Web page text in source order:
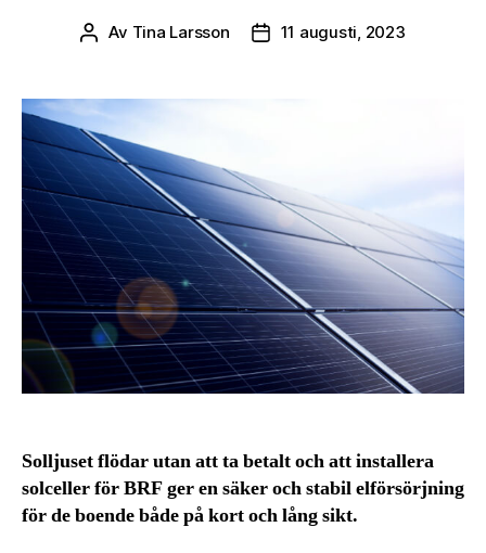
Inläggsförfattare
Av Tina Larsson Inläggsdatum
11 augusti, 2023
Solljuset flödar utan att ta betalt och att installera
solceller för BRF ger en säker och stabil elförsörjning
för de boende både på kort och lång sikt.